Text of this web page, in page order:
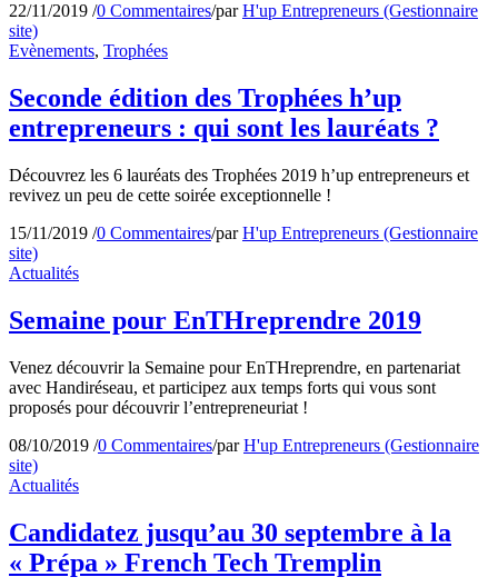
22/11/2019 /0 Commentaires/parH'up Entrepreneurs (Gestionnaire
site)
Evènements, Trophées
Seconde édition des Trophées h’up
entrepreneurs : qui sont les lauréats ?
Découvrez les 6 lauréats des Trophées 2019 h’up entrepreneurs et
revivez un peu de cette soirée exceptionnelle !
15/11/2019 /0 Commentaires/parH'up Entrepreneurs (Gestionnaire
site)
Actualités
Semaine pour EnTHreprendre 2019
Venez découvrir la Semaine pour EnTHreprendre, en partenariat
avec Handiréseau, et participez aux temps forts qui vous sont
proposés pour découvrir l’entrepreneuriat !
08/10/2019 /0 Commentaires/parH'up Entrepreneurs (Gestionnaire
site)
Actualités
Candidatez jusqu’au 30 septembre à la
« Prépa » French Tech Tremplin